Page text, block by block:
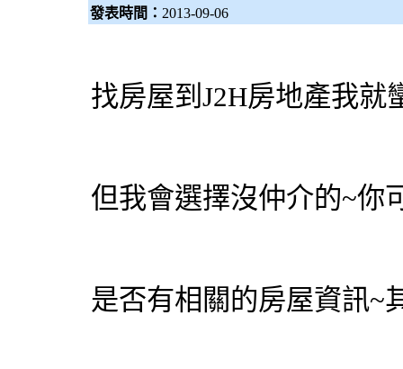
發表時間： 2013-09-06
找房屋到J2H房地產我就
但我會選擇沒仲介的~你
是否有相關的房屋資訊~